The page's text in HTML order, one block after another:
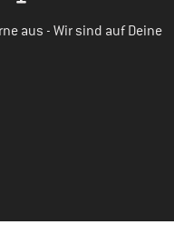
aus - Wir sind auf Deine